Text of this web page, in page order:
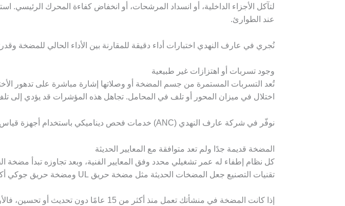
لتآكل الأجزاء الداخلية، أو انسداد المرشحات، أو انخفاض كفاءة المحرك الرئيسي.
عند الطوارئ.
نُجري في عارف النهدي اختبارات أداء دقيقة للمقارنة بين الأداء الحالي للمضخة
وجود تسربات أو اهتزازات غير طبيعية
تُعد التسربات المستمرة من جسم المضخة أو وصلاتها إشارة مباشرة على تدهور
اختلال في ميزان المحور أو تلف في المحامل. تجاهل هذه المؤشرات قد يؤدي إلى
نوفّر في شركة عارف النهدي (ANC) خدمات فحص ديناميكي باستخدام أجهزة قياس الاهتزاز والضغط لتحديد مصدر الخلل بدقة قبل أن يتطور إلى توقف كامل.
المضخة قديمة جدًا ولم تعد متوافقة مع المعايير الحديثة
كل نظام إطفاء له عمر تشغيلي محدد وفق المعايير الفنية، وبعد تجاوزه تبدأ
تقنيات التصنيع جعل المضخات الحديثة مثل مضخة حريق UL ومضخة حريق جوكي أكثر كفاءة واعتمادية واستهلاكًا أقل للطاقة.
إذا كانت المضخة في منشأتك تعمل منذ أكثر من